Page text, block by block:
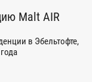
Malt AIR
в Эбельтофте,